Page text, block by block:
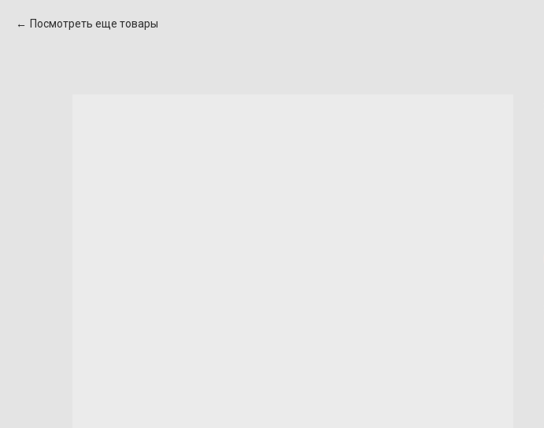
Посмотреть еще товары